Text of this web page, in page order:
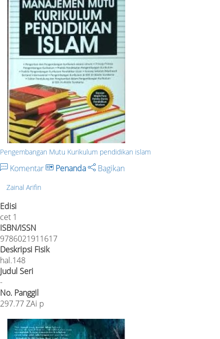
Pengembangan Mutu Kurikulum pendidikan islam
Komentar Penanda Bagikan
Zainal Arifin
Edisi
cet 1
ISBN/ISSN
9786021911617
Deskripsi Fisik
hal.148
Judul Seri
-
No. Panggil
297.77 ZAi p